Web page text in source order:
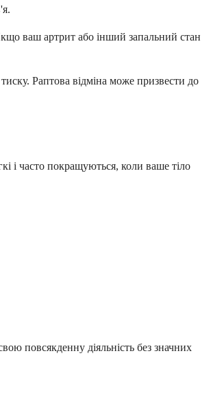
ваш артрит або інший запальний стан
Раптова відміна може призвести до
і часто покращуються, коли ваше тіло
повсякденну діяльність без значних